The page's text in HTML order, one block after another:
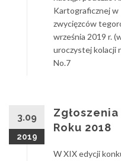
Kartograficznej w
zwycięzców
września 2019 r.
uroczystej kolacji
No.7
3.09
2019
Roku 2018
W XIX edycji